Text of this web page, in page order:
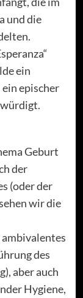
und die
ein
epischer
würdigt.
Geburt
der
(oder der
wir die
des
aber auch
Hygiene,